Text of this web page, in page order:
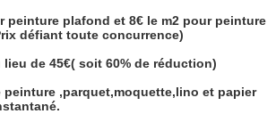
peinture plafond et 8€ le m2 pour peinture
défiant toute concurrence)
lieu de 45€( soit 60% de réduction)
peinture ,parquet,moquette,lino et papier